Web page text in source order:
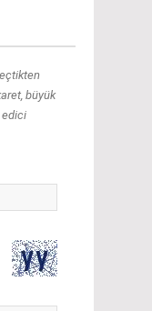
büyük
edici